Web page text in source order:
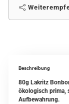
Beschreibung
80g Lakritz
ökologisch prima,
Aufbewahrung.